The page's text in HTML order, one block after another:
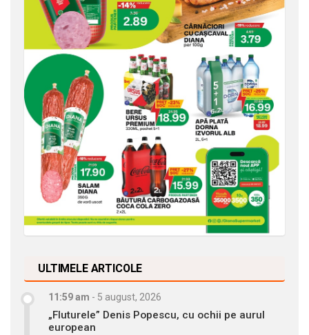
ULTIMELE ARTICOLE
11:59 am - 5 august, 2026
„Fluturele” Denis Popescu, cu ochii pe aurul
european